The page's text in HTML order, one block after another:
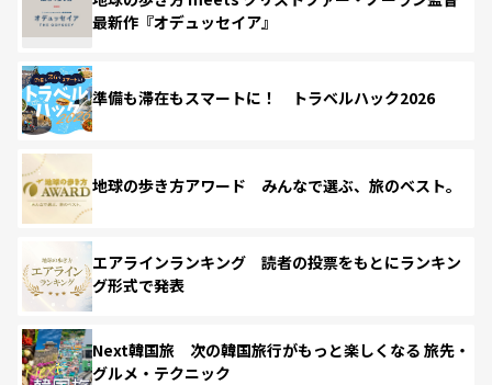
最新作『オデュッセイア』
準備も滞在もスマートに！ トラベルハック2026
地球の歩き方アワード みんなで選ぶ、旅のベスト。
エアラインランキング 読者の投票をもとにランキン
グ形式で発表
Next韓国旅 次の韓国旅行がもっと楽しくなる 旅先・
グルメ・テクニック